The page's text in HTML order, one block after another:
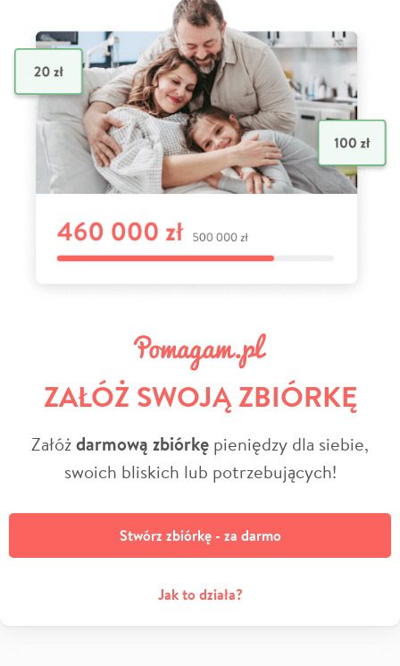
ZAŁÓŻ SWOJĄ ZBIÓRKĘ
Załóżdarmową zbiórkę pieniędzy dla siebie,
swoich bliskich lub potrzebujących!
Stwórz zbiórkę - za darmo
Jak to działa?